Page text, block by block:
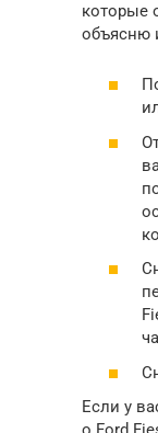
которые
объясню
Если у